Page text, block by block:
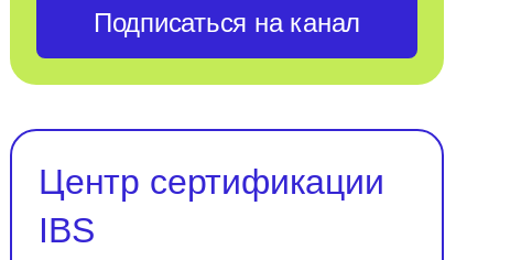
Подписаться на канал
Центр сертификации
IBS